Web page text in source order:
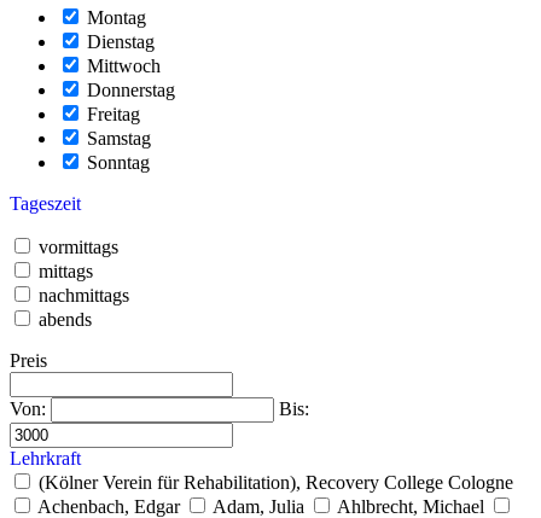
Montag
Dienstag
Mittwoch
Donnerstag
Freitag
Samstag
Sonntag
Tageszeit
vormittags
mittags
nachmittags
abends
Preis
Von: Bis:
Lehrkraft
(Kölner Verein für Rehabilitation), Recovery College Cologne
Achenbach, Edgar
Adam, Julia
Ahlbrecht, Michael